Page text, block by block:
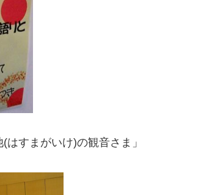
すまがいけ)の観音さま」